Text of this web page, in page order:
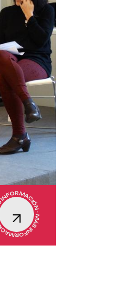
· MÁS INFORMACIÓN ·